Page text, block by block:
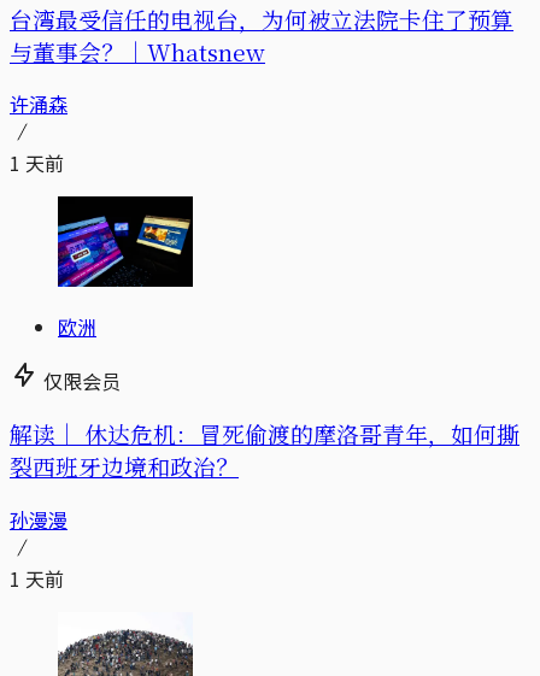
台湾最受信任的电视台，为何被立法院卡住了预算
与董事会？｜Whatsnew
许涌森
1 天前
欧洲
仅限会员
解读｜ 休达危机：冒死偷渡的摩洛哥青年，如何撕
裂西班牙边境和政治？
孙漫漫
1 天前